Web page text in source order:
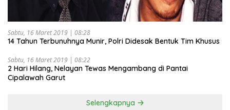
Sabtu, 16 Maret 2019 | 08:28
14 Tahun Terbunuhnya Munir, Polri Didesak Bentuk Tim Khusus
Sabtu, 16 Maret 2019 | 08:22
2 Hari Hilang, Nelayan Tewas Mengambang di Pantai
Cipalawah Garut
Selengkapnya